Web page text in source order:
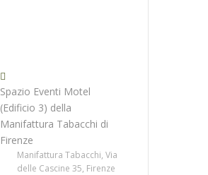
Spazio Eventi Motel
(Edificio 3) della
Manifattura Tabacchi di
Firenze
Manifattura Tabacchi, Via
delle Cascine 35, Firenze